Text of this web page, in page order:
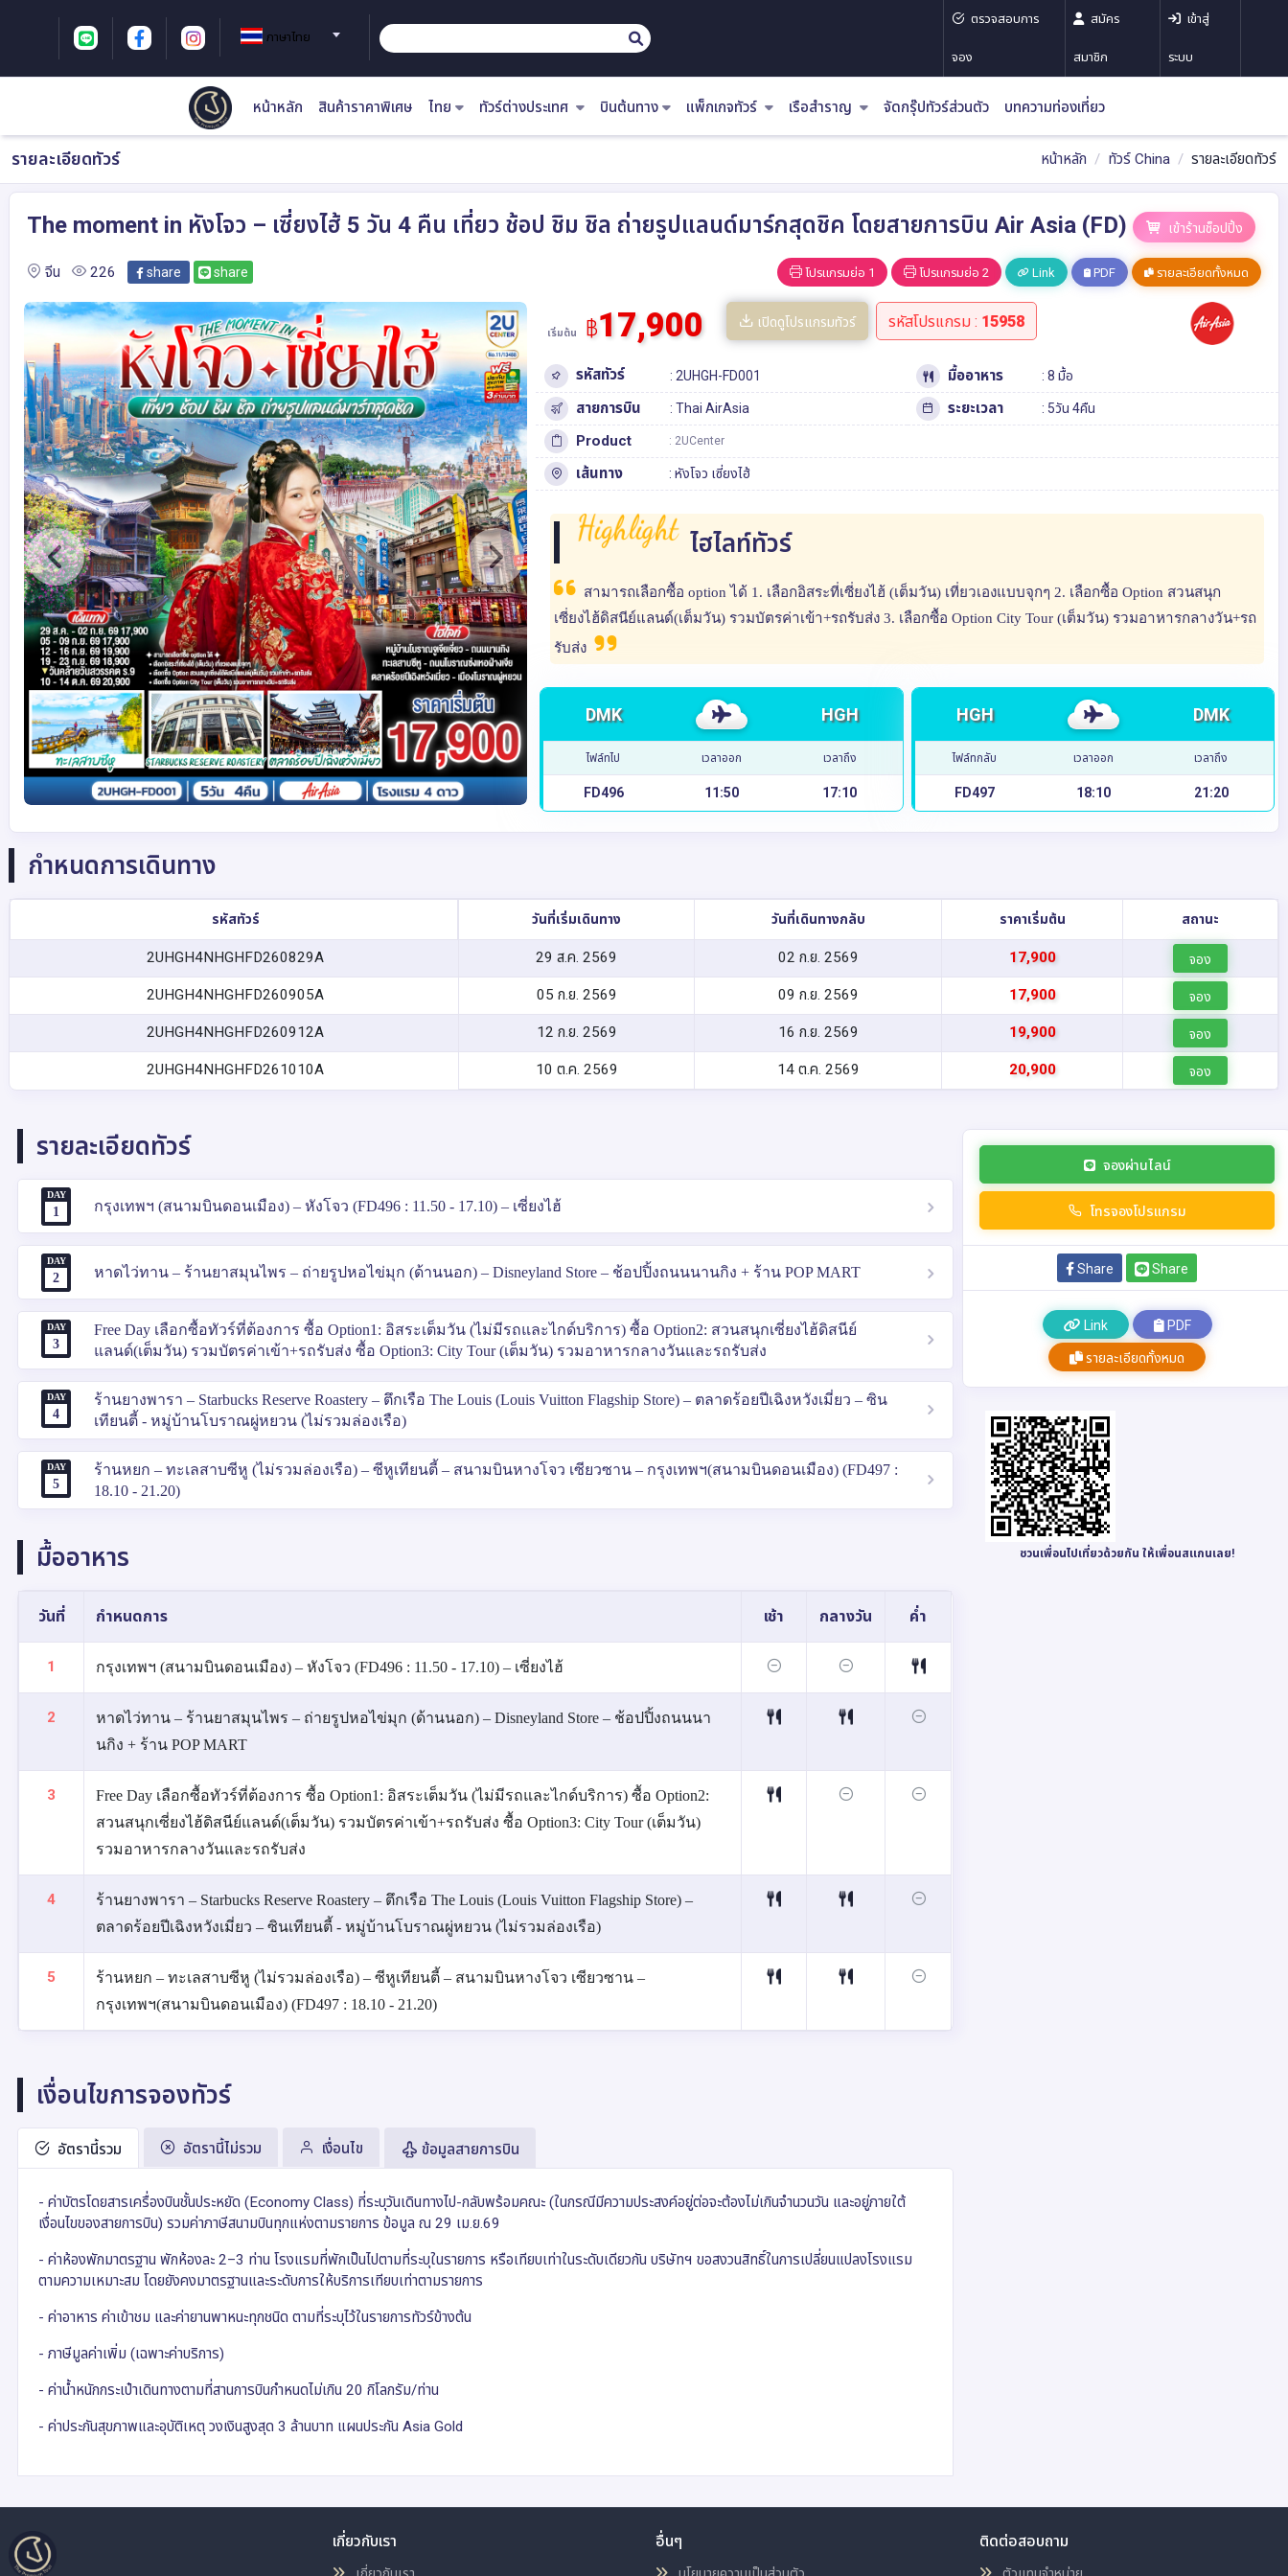
ภาษาไทย
ตรวจสอบการ
จอง
สมัคร
สมาชิก
เข้าสู่
ระบบ
หน้าหลัก สินค้าราคาพิเศษ ไทย ทัวร์ต่างประเทศ บินต้นทาง แพ็กเกจทัวร์ เรือสำราญ จัดกรุ๊ปทัวร์ส่วนตัว บทความท่องเที่ยว
รายละเอียดทัวร์ หน้าหลัก ทัวร์ China รายละเอียดทัวร์
The moment in หังโจว – เซี่ยงไฮ้ 5 วัน 4 คืน เที่ยว ช้อป ชิม ชิล ถ่ายรูปแลนด์มาร์กสุดชิค โดยสายการบิน Air Asia (FD) เข้าร้านช็อปปิ้ง
จีน 226 share share โปรแกรมย่อ 1 โปรแกรมย่อ 2 Link PDF รายละเอียดทั้งหมด
เริ่มต้น ฿17,900 เปิดดูโปรแกรมทัวร์ รหัสโปรแกรม : 15958
รหัสทัวร์ : 2UHGH-FD001 มื้ออาหาร : 8 มื้อ
สายการบิน : Thai AirAsia ระยะเวลา : 5วัน 4คืน
Product : 2UCenter
เส้นทาง :หังโจว เซี่ยงไฮ้
Highlight ไฮไลท์ทัวร์
สามารถเลือกซื้อ option ได้ 1. เลือกอิสระที่เซี่ยงไฮ้ (เต็มวัน) เที่ยวเองแบบจุกๆ 2. เลือกซื้อ Option สวนสนุก
เซี่ยงไฮ้ดิสนีย์แลนด์(เต็มวัน) รวมบัตรค่าเข้า+รถรับส่ง 3. เลือกซื้อ Option City Tour (เต็มวัน) รวมอาหารกลางวัน+รถ
รับส่ง
DMK HGH
ไฟล์ทไป เวลาออก เวลาถึง
FD496 11:50 17:10
HGH DMK
ไฟล์ทกลับ เวลาออก เวลาถึง
FD497 18:10 21:20
กำหนดการเดินทาง
รหัสทัวร์ วันที่เริ่มเดินทาง วันที่เดินทางกลับ ราคาเริ่มต้น สถานะ
2UHGH4NHGHFD260829A 29 ส.ค. 2569 02 ก.ย. 2569 17,900 จอง
2UHGH4NHGHFD260905A 05 ก.ย. 2569 09 ก.ย. 2569 17,900 จอง
2UHGH4NHGHFD260912A 12 ก.ย. 2569 16 ก.ย. 2569 19,900 จอง
2UHGH4NHGHFD261010A 10 ต.ค. 2569 14 ต.ค. 2569 20,900 จอง
รายละเอียดทัวร์
DAY
1 กรุงเทพฯ (สนามบินดอนเมือง) – หังโจว (FD496 : 11.50 - 17.10) – เซี่ยงไฮ้
DAY
2 หาดไว่ทาน – ร้านยาสมุนไพร – ถ่ายรูปหอไข่มุก (ด้านนอก) – Disneyland Store – ช้อปปิ้งถนนนานกิง + ร้าน POP MART
DAY
3
Free Day เลือกซื้อทัวร์ที่ต้องการ ซื้อ Option1: อิสระเต็มวัน (ไม่มีรถและไกด์บริการ) ซื้อ Option2: สวนสนุกเซี่ยงไฮ้ดิสนีย์
แลนด์(เต็มวัน) รวมบัตรค่าเข้า+รถรับส่ง ซื้อ Option3: City Tour (เต็มวัน) รวมอาหารกลางวันและรถรับส่ง
DAY
4
ร้านยางพารา – Starbucks Reserve Roastery – ตึกเรือ The Louis (Louis Vuitton Flagship Store) – ตลาดร้อยปีเฉิงหวังเมี่ยว – ซิน
เทียนตี้ - หมู่บ้านโบราณผู่หยวน (ไม่รวมล่องเรือ)
DAY
5
ร้านหยก – ทะเลสาบซีหู (ไม่รวมล่องเรือ) – ซีหูเทียนตี้ – สนามบินหางโจว เซียวซาน – กรุงเทพฯ(สนามบินดอนเมือง) (FD497 :
18.10 - 21.20)
มื้ออาหาร
วันที่ กำหนดการ เช้า กลางวัน ค่ำ
1 กรุงเทพฯ (สนามบินดอนเมือง) – หังโจว (FD496 : 11.50 - 17.10) – เซี่ยงไฮ้
2
หาดไว่ทาน – ร้านยาสมุนไพร – ถ่ายรูปหอไข่มุก (ด้านนอก) – Disneyland Store – ช้อปปิ้งถนนนา
นกิง + ร้าน POP MART
3
Free Day เลือกซื้อทัวร์ที่ต้องการ ซื้อ Option1: อิสระเต็มวัน (ไม่มีรถและไกด์บริการ) ซื้อ Option2:
สวนสนุกเซี่ยงไฮ้ดิสนีย์แลนด์(เต็มวัน) รวมบัตรค่าเข้า+รถรับส่ง ซื้อ Option3: City Tour (เต็มวัน)
รวมอาหารกลางวันและรถรับส่ง
4
ร้านยางพารา – Starbucks Reserve Roastery – ตึกเรือ The Louis (Louis Vuitton Flagship Store) –
ตลาดร้อยปีเฉิงหวังเมี่ยว – ซินเทียนตี้ - หมู่บ้านโบราณผู่หยวน (ไม่รวมล่องเรือ)
5
ร้านหยก – ทะเลสาบซีหู (ไม่รวมล่องเรือ) – ซีหูเทียนตี้ – สนามบินหางโจว เซียวซาน –
กรุงเทพฯ(สนามบินดอนเมือง) (FD497 : 18.10 - 21.20)
เงื่อนไขการจองทัวร์
อัตรานี้รวม อัตรานี้ไม่รวม เงื่อนไข ข้อมูลสายการบิน
- ค่าบัตรโดยสารเครื่องบินชั้นประหยัด (Economy Class) ที่ระบุวันเดินทางไป-กลับพร้อมคณะ (ในกรณีมีความประสงค์อยู่ต่อจะต้องไม่เกินจำนวนวัน และอยู่ภายใต้
เงื่อนไขของสายการบิน) รวมค่าภาษีสนามบินทุกแห่งตามรายการ ข้อมูล ณ 29 เม.ย.69
- ค่าห้องพักมาตรฐาน พักห้องละ 2–3 ท่าน โรงแรมที่พักเป็นไปตามที่ระบุในรายการ หรือเทียบเท่าในระดับเดียวกัน บริษัทฯ ขอสงวนสิทธิ์ในการเปลี่ยนแปลงโรงแรม
ตามความเหมาะสม โดยยังคงมาตรฐานและระดับการให้บริการเทียบเท่าตามรายการ
- ค่าอาหาร ค่าเข้าชม และค่ายานพาหนะทุกชนิด ตามที่ระบุไว้ในรายการทัวร์ข้างต้น
- ภาษีมูลค่าเพิ่ม (เฉพาะค่าบริการ)
- ค่าน้ำหนักกระเป๋าเดินทางตามที่สานการบินกำหนดไม่เกิน 20 กิโลกรัม/ท่าน
- ค่าประกันสุขภาพและอุบัติเหตุ วงเงินสูงสุด 3 ล้านบาท แผนประกัน Asia Gold
จองผ่านไลน์
โทรจองโปรแกรม
Share Share
Link PDF
รายละเอียดทั้งหมด
ชวนเพื่อนไปเที่ยวด้วยกัน ให้เพื่อนสแกนเลย!
เกี่ยวกับเรา อื่นๆ ติดต่อสอบถาม